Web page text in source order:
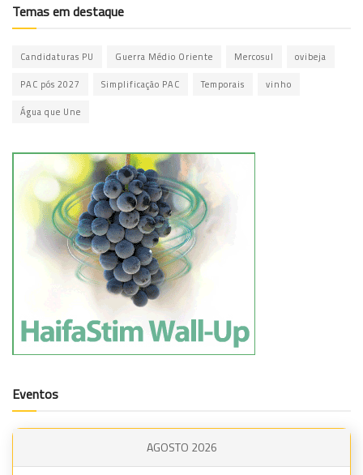
Temas em destaque
Candidaturas PU Guerra Médio Oriente Mercosul ovibeja
PAC pós 2027 Simplificação PAC Temporais vinho
Água que Une
Eventos
AGOSTO 2026